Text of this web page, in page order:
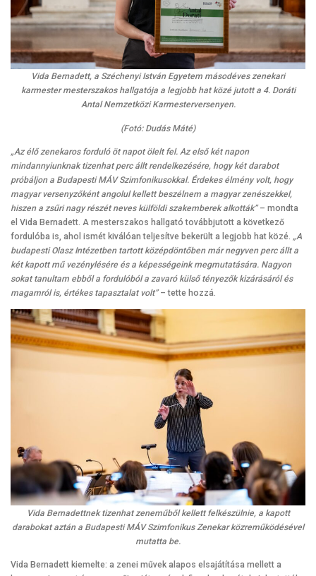
Vida Bernadett, a Széchenyi István Egyetem másodéves zenekari
karmester mesterszakos hallgatója a legjobb hat közé jutott a 4. Doráti
Antal Nemzetközi Karmesterversenyen.
(Fotó: Dudás Máté)
„Az élő zenekaros forduló öt napot ölelt fel. Az első két napon
mindannyiunknak tizenhat perc állt rendelkezésére, hogy két darabot
próbáljon a Budapesti MÁV Szimfonikusokkal. Érdekes élmény volt, hogy
magyar versenyzőként angolul kellett beszélnem a magyar zenészekkel,
hiszen a zsűri nagy részét neves külföldi szakemberek alkották”– mondta
el Vida Bernadett. A mesterszakos hallgató továbbjutott a következő
fordulóba is, ahol ismét kiválóan teljesítve bekerült a legjobb hat közé. „A
budapesti Olasz Intézetben tartott középdöntőben már negyven perc állt a
két kapott mű vezénylésére és a képességeink megmutatására. Nagyon
sokat tanultam ebből a fordulóból a zavaró külső tényezők kizárásáról és
magamról is, értékes tapasztalat volt”– tette hozzá.
Vida Bernadettnek tizenhat zeneműből kellett felkészülnie, a kapott
darabokat aztán a Budapesti MÁV Szimfonikus Zenekar közreműködésével
mutatta be.
Vida Bernadett kiemelte: a zenei művek alapos elsajátítása mellett a